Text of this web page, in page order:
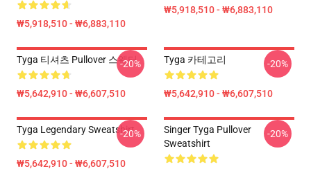
₩5,918,510 - ₩6,883,110
₩5,918,510 - ₩6,883,110
Tyga 티셔츠 Pullover 스웨터
₩5,642,910 - ₩6,607,510
-20% Tyga 카테고리
₩5,642,910 - ₩6,607,510
-20%
Tyga Legendary Sweatshirt
₩5,642,910 - ₩6,607,510
-20%
Singer Tyga Pullover
Sweatshirt
-20%